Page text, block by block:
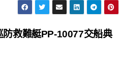
救難艇PP-10077交船典